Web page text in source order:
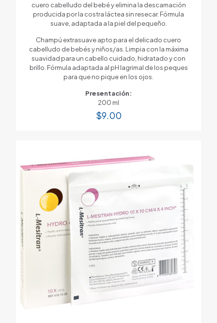
cuero cabelludo del bebé y elimina la descamación
producida por la costra láctea sin resecar. Fórmula
suave, adaptada a la piel del pequeño.
Champú extrasuave apto para el delicado cuero
cabelludo de bebés y niños/as. Limpia con la máxima
suavidad para un cabello cuidado, hidratado y con
brillo. Fórmula adaptada al pH lagrimal de los peques
para que no pique en los ojos.
Presentación:
200 ml
$9.00